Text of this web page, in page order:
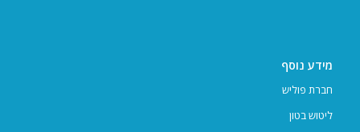
מידע נוסף
חברת פוליש
ליטוש בטון